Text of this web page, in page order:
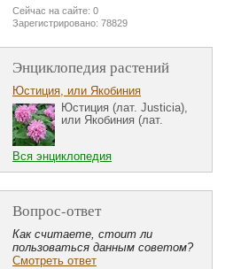
Сейчас на сайте: 0
Зарегистрировано: 78829
Энциклопедия растений
Юстиция, или Якобиния
Юстиция (лат. Justicia),
или Якобиния (лат.
Вся энциклопедия
Вопрос-ответ
Как считаете, стоит ли
пользоваться данным советом?
Смотреть ответ